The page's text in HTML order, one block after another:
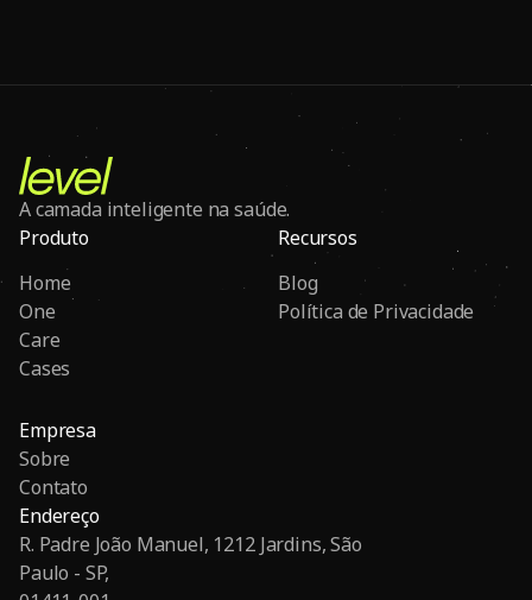
A camada inteligente na saúde.
Produto
Home
One
Care
Cases
Recursos
Blog
Política de Privacidade
Empresa
Sobre
Contato
Endereço
R. Padre João Manuel, 1212 Jardins, São
Paulo - SP,